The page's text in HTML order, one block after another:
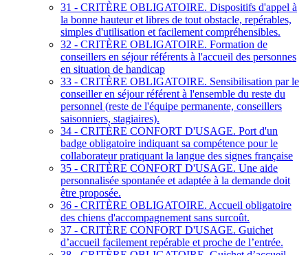
31 - CRITÈRE OBLIGATOIRE. Dispositifs d'appel à
la bonne hauteur et libres de tout obstacle, repérables,
simples d'utilisation et facilement compréhensibles.
32 - CRITÈRE OBLIGATOIRE. Formation de
conseillers en séjour référents à l'accueil des personnes
en situation de handicap
33 - CRITÈRE OBLIGATOIRE. Sensibilisation par le
conseiller en séjour référent à l'ensemble du reste du
personnel (reste de l'équipe permanente, conseillers
saisonniers, stagiaires).
34 - CRITÈRE CONFORT D'USAGE. Port d'un
badge obligatoire indiquant sa compétence pour le
collaborateur pratiquant la langue des signes française
35 - CRITÈRE CONFORT D'USAGE. Une aide
personnalisée spontanée et adaptée à la demande doit
être proposée.
36 - CRITÈRE OBLIGATOIRE. Accueil obligatoire
des chiens d'accompagnement sans surcoût.
37 - CRITÈRE CONFORT D'USAGE. Guichet
d’accueil facilement repérable et proche de l’entrée.